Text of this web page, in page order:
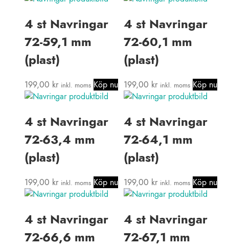
4 st Navringar
72-59,1 mm
(plast)
199,00 kr inkl. moms Köp nu
4 st Navringar
72-60,1 mm
(plast)
199,00 kr inkl. moms Köp nu
4 st Navringar
72-63,4 mm
(plast)
199,00 kr inkl. moms Köp nu
4 st Navringar
72-64,1 mm
(plast)
199,00 kr inkl. moms Köp nu
4 st Navringar
72-66,6 mm
4 st Navringar
72-67,1 mm